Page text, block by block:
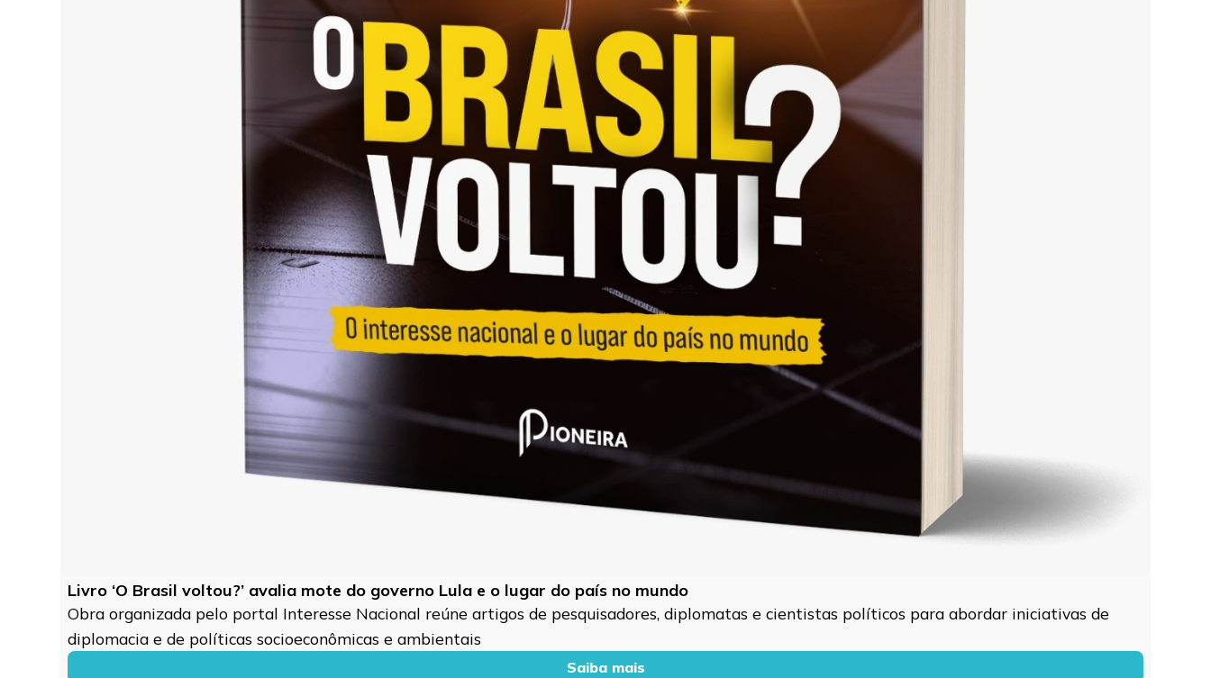
Livro ‘O Brasil voltou?’ avalia mote do governo Lula e o lugar do país no mundo
Obra organizada pelo portal Interesse Nacional reúne artigos de pesquisadores, diplomatas e cientistas políticos para abordar iniciativas de
diplomacia e de políticas socioeconômicas e ambientais
Saiba mais